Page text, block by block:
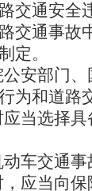
交通安
交通事故
定。
安部门
为和道路
当选择
车交通
应当向保